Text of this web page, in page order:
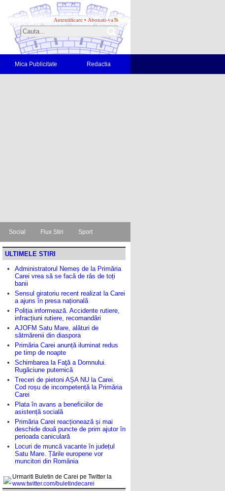
Autentificare • Abonati-va
Mica Publicitate Redactia
Social Flux Stiri Sport
ULTIMELE STIRI
Administratorul Nemeș de la Primăria
Carei vrea să se facă de râs de toți
banii
Sensul giratoriu recent realizat la Carei
a ajuns în presa națională
Poliția informează. Accidente rutiere,
infracțiuni rutiere, recomandări
AJOFM Satu Mare, alături de
sătmărenii din diaspora
Primăria Carei anunță iluminat redus
pe timp de noapte
Schimbarea la Faţă a Domnului.
Rugăciune puternică
Treceri de pietoni AȘA NU la Carei.
Cod roșu de incompetență la Primăria
Carei
Plata în avans a beneficiilor de
asistență socială
Primăria Carei reacționează și mai
deschide două puncte de prim ajutor în
perioada caniculară
Locuri de muncă vacante în județul
Satu Mare. Țările europene vor
muncitori din România
Urmariti Buletin de Carei pe Twitter la
www.twitter.com/buletindecarei